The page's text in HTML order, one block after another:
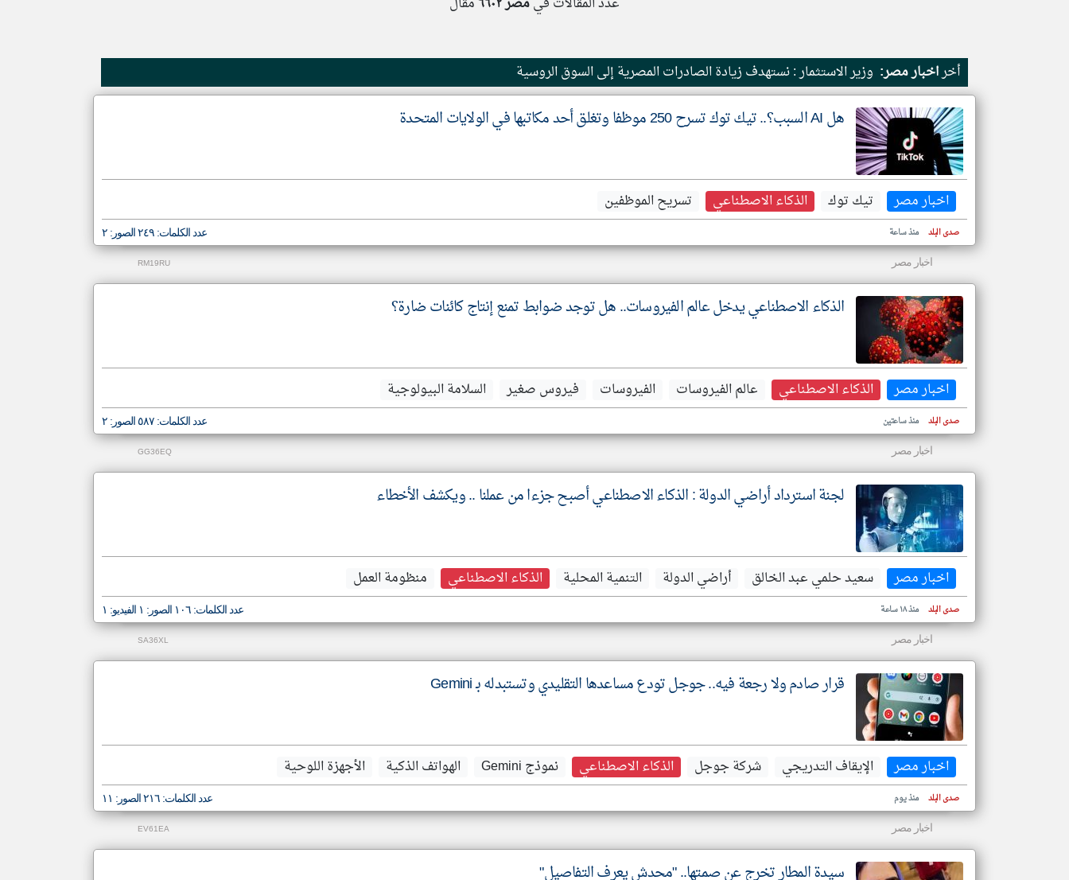
أخراخبار مصر: وزير الاستثمار : نستهدف زيادة الصادرات المصرية إلى السوق الروسية
هل AI السبب؟.. تيك توك تسرح 250 موظفا وتغلق أحد مكاتبها في الولايات المتحدة
اخبار مصر تيك توك الذكاء الاصطناعي تسريح الموظفين
صدى البلد منذ ساعة عدد الكلمات: ٢٤٩ الصور: ٢
اخبار مصر RM19RU
الذكاء الاصطناعي يدخل عالم الفيروسات.. هل توجد ضوابط تمنع إنتاج كائنات ضارة؟
اخبار مصر الذكاء الاصطناعي عالم الفيروسات الفيروسات فيروس صغير السلامة البيولوجية
صدى البلد منذ ساعتين عدد الكلمات: ٥٨٧ الصور: ٢
اخبار مصر GG36EQ
لجنة استرداد أراضي الدولة : الذكاء الاصطناعي أصبح جزءا من عملنا .. ويكشف الأخطاء
اخبار مصر سعيد حلمي عبد الخالق أراضي الدولة التنمية المحلية الذكاء الاصطناعي منظومة العمل
صدى البلد منذ ١٨ ساعة عدد الكلمات: ١٠٦ الصور: ١ الفيديو: ١
اخبار مصر SA36XL
قرار صادم ولا رجعة فيه.. جوجل تودع مساعدها التقليدي وتستبدله بـ Gemini
اخبار مصر الإيقاف التدريجي شركة جوجل الذكاء الاصطناعي نموذج Gemini الهواتف الذكية الأجهزة اللوحية
صدى البلد منذ يوم عدد الكلمات: ٢١٦ الصور: ١١
اخبار مصر EV61EA
سيدة المطار تخرج عن صمتها.. "محدش يعرف التفاصيل"
klyoum.com